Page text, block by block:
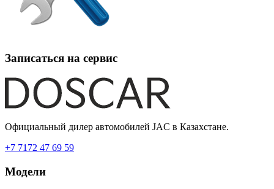
Записаться на сервис
Официальный дилер автомобилей JAC в Казахстане.
+7 7172 47 69 59
Модели